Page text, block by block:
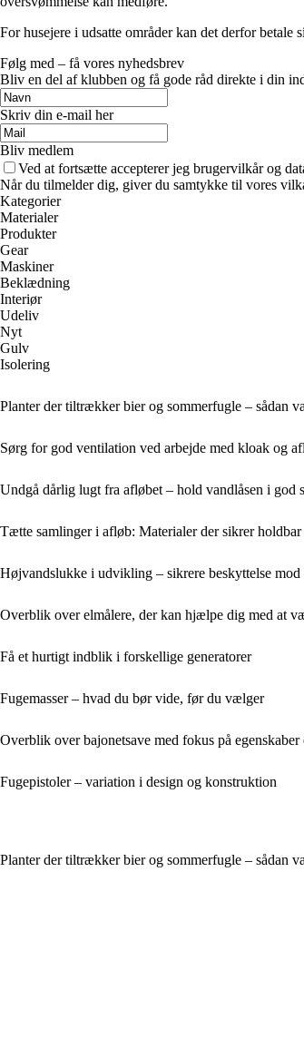
For husejere i udsatte områder kan det derfor betale
Følg med – få vores nyhedsbrev
Bliv en del af klubben og få gode råd direkte i din
Skriv din e-mail her
Bliv medlem
Ved at fortsætte accepterer jeg brugervilkår og
Når du tilmelder dig, giver du samtykke til vores
Kategorier
Materialer
Produkter
Gear
Maskiner
Beklædning
Interiør
Udeliv
Nyt
Gulv
Isolering
Planter der tiltrækker bier og sommerfugle – sådan
Sørg for god ventilation ved arbejde med kloak og
Undgå dårlig lugt fra afløbet – hold vandlåsen i god
Tætte samlinger i afløb: Materialer der sikrer
Højvandslukke i udvikling – sikrere beskyttelse mod
Overblik over elmålere, der kan hjælpe dig med at
Få et hurtigt indblik i forskellige generatorer
Fugemasser – hvad du bør vide, før du vælger
Overblik over bajonetsave med fokus på egenskaber
Fugepistoler – variation i design og konstruktion
Planter der tiltrækker bier og sommerfugle – sådan